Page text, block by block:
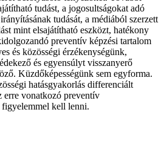
tudást, a jogosultságokat adó
tudását, a médiából szerzett
mint elsajátítható eszközt, hatékony
preventív képzési tartalom
és közösségi érzékenységünk,
és egyensúlyt visszanyerő
Küzdőképességünk sem egyforma.
hatásgyakorlás differenciált
erre vonatkozó preventív
figyelemmel kell lenni.